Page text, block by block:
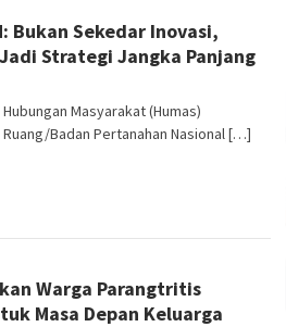
Bukan Sekedar Inovasi,
Strategi Jangka Panjang
Masyarakat (Humas)
Badan Pertanahan Nasional […]
Warga Parangtritis
Masa Depan Keluarga